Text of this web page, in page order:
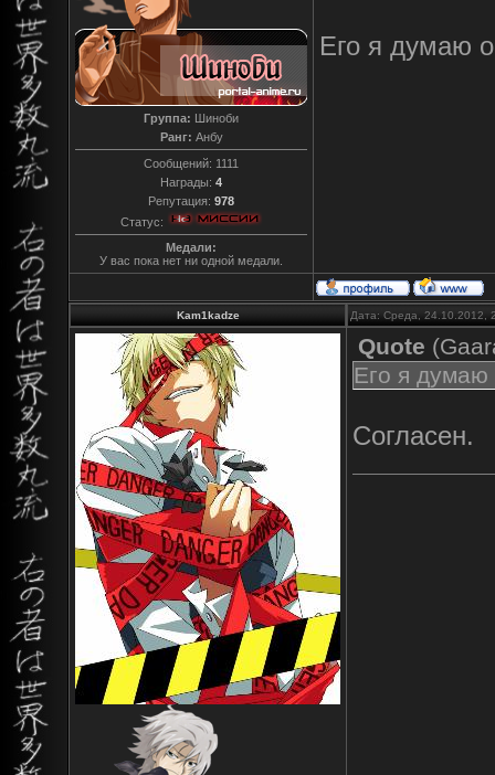
Группа: Шиноби
Ранг: Анбу
Сообщений: 1111
Награды: 4
Репутация: 978
Статус:
Медали:
У вас пока нет ни одной медали.
Его я думаю
Kam1kadze Дата: Среда,
Quote (
Его я думаю
Согласен.